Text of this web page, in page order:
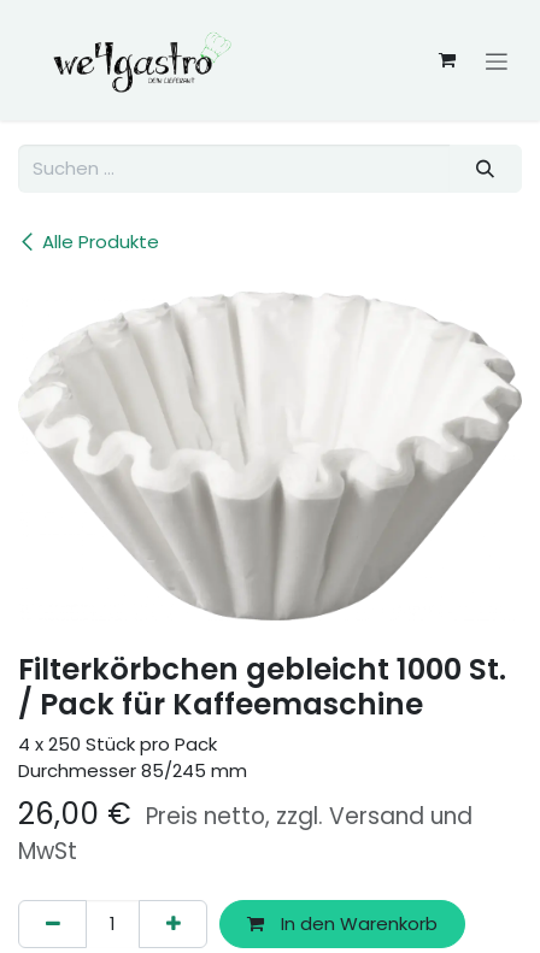
Alle Produkte
Filterkörbchen gebleicht 1000 St.
/ Pack für Kaffeemaschine
4 x 250 Stück pro Pack
Durchmesser 85/245 mm
26,00 € Preis netto, zzgl. Versand und
MwSt
In den Warenkorb